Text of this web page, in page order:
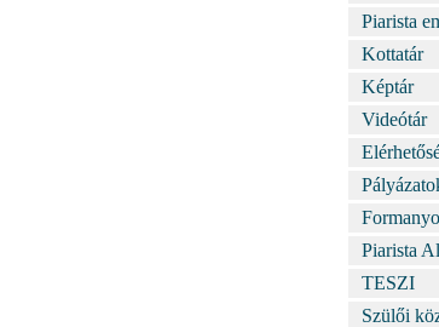
Piarista
Kottatár
Képtár
Videótár
Piarista
TESZI
Szülői